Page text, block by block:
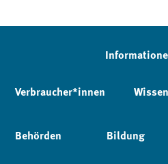
Verbraucher*innen
Behörden Bildung